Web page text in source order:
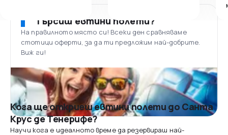
Търсиш евтини полети?
На правилното място си! Всеки ден сравняваме
стотици оферти, за да ти предложим най-добрите.
Виж ги!
Кога ще откриеш евтини полети до Санта
Крус де Тенерифе?
Научи кога е идеалното време да резервираш най-